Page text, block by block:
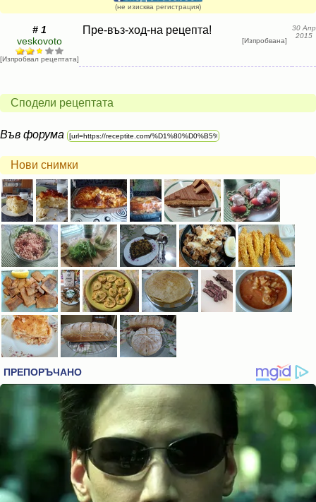
(не изисква регистрация)
# 1
veskovoto
[Изпробвал рецептата]
Пре-въз-ход-на рецепта!
[Изпробвана]
30 Апр
2015
Сподели рецептата
Във форума
Нови снимки